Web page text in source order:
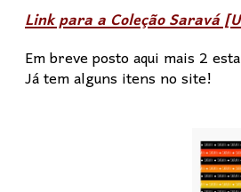
Link para a Coleção Saravá
Em breve posto aqui mais 2
Já tem alguns itens no site!